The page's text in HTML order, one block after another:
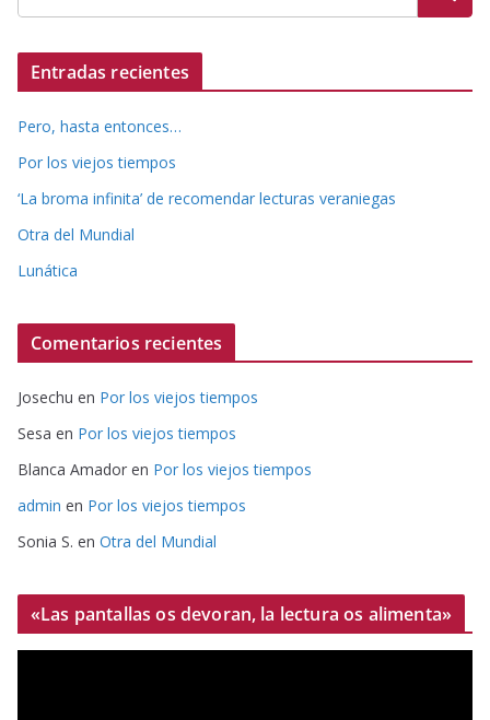
Entradas recientes
Pero, hasta entonces…
Por los viejos tiempos
‘La broma infinita’ de recomendar lecturas veraniegas
Otra del Mundial
Lunática
Comentarios recientes
Josechu en Por los viejos tiempos
Sesa en Por los viejos tiempos
Blanca Amador en Por los viejos tiempos
admin en Por los viejos tiempos
Sonia S. en Otra del Mundial
«Las pantallas os devoran, la lectura os alimenta»